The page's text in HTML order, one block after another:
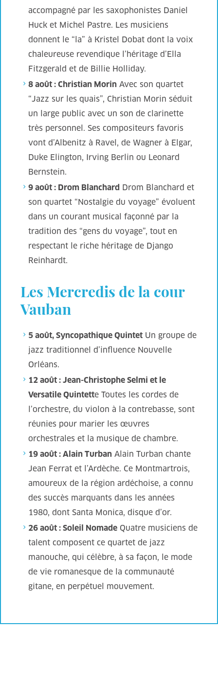
accompagné par les saxophonistes Daniel
Huck et Michel Pastre. Les musiciens
donnent le “la” à Kristel Dobat dont la voix
chaleureuse revendique l’héritage d’Ella
Fitzgerald et de Billie Holliday.
8 août : Christian Morin Avec son quartet
“Jazz sur les quais”, Christian Morin séduit
un large public avec un son de clarinette
très personnel. Ses compositeurs favoris
vont d’Albenitz à Ravel, de Wagner à Elgar,
Duke Elington, Irving Berlin ou Leonard
Bernstein.
9 août : Drom Blanchard Drom Blanchard et
son quartet “Nostalgie du voyage” évoluent
dans un courant musical façonné par la
tradition des “gens du voyage”, tout en
respectant le riche héritage de Django
Reinhardt.
Les Mercredis de la cour
Vauban
5 août, Syncopathique Quintet Un groupe de
jazz traditionnel d’influence Nouvelle
Orléans.
12 août : Jean-Christophe Selmi et le
Versatile Quintette Toutes les cordes de
l’orchestre, du violon à la contrebasse, sont
réunies pour marier les œuvres
orchestrales et la musique de chambre.
19 août : Alain Turban Alain Turban chante
Jean Ferrat et l’Ardèche. Ce Montmartrois,
amoureux de la région ardéchoise, a connu
des succès marquants dans les années
1980, dont Santa Monica, disque d’or.
26 août : Soleil Nomade Quatre musiciens de
talent composent ce quartet de jazz
manouche, qui célèbre, à sa façon, le mode
de vie romanesque de la communauté
gitane, en perpétuel mouvement.